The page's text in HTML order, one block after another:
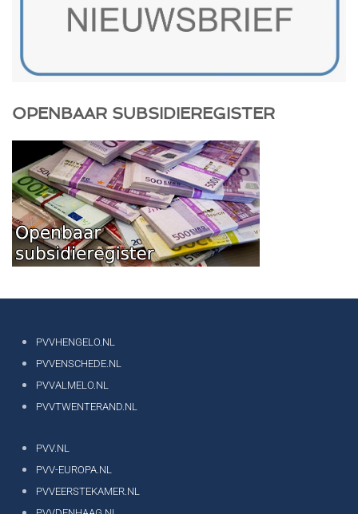
OPENBAAR SUBSIDIEREGISTER
PVVHENGELO.NL
PVVENSCHEDE.NL
PVVALMELO.NL
PVVTWENTERAND.NL
PVV.NL
PVV-EUROPA.NL
PVVEERSTEKAMER.NL